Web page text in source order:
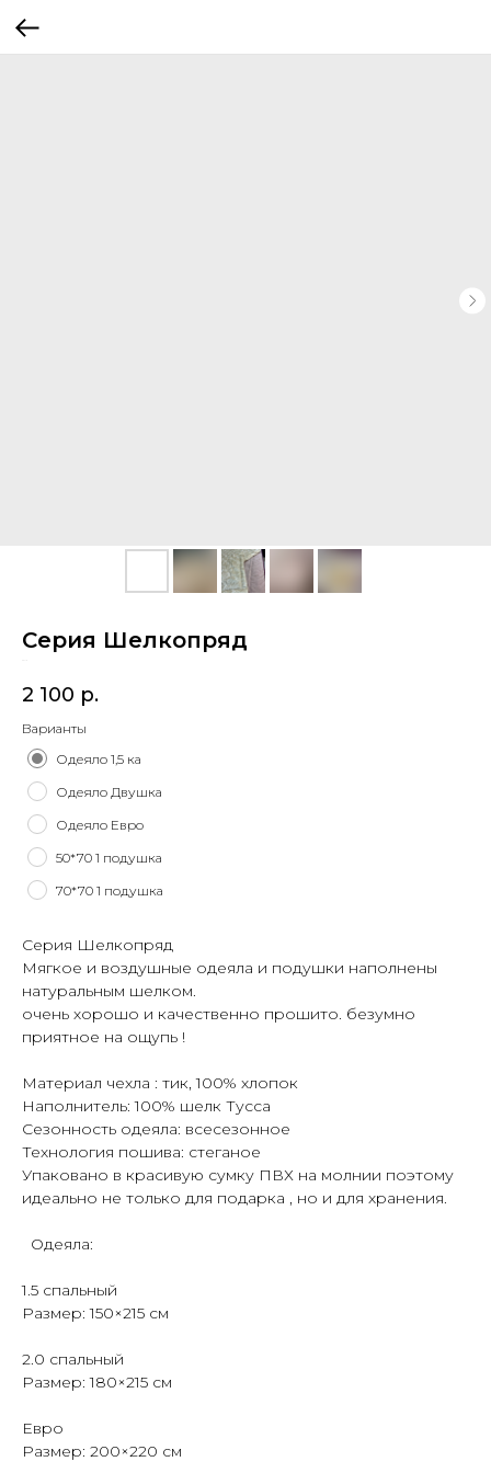
Серия Шелкопряд
2 100 р.
Варианты
Одеяло 1,5 ка
Одеяло Двушка
Одеяло Евро
50*70 1 подушка
70*70 1 подушка
Серия Шелкопряд
Мягкое и воздушные одеяла и подушки наполнены
натуральным шелком.
очень хорошо и качественно прошито. безумно
приятное на ощупь !
Материал чехла : тик, 100% хлопок
Наполнитель: 100% шелк Тусса
Сезонность одеяла: всесезонное
Технология пошива: стеганое
Упаковано в красивую сумку ПВХ на молнии поэтому
идеально не только для подарка , но и для хранения.
Одеяла:
1.5 спальный
Размер: 150×215 см
2.0 спальный
Размер: 180×215 см
Евро
Размер: 200×220 см